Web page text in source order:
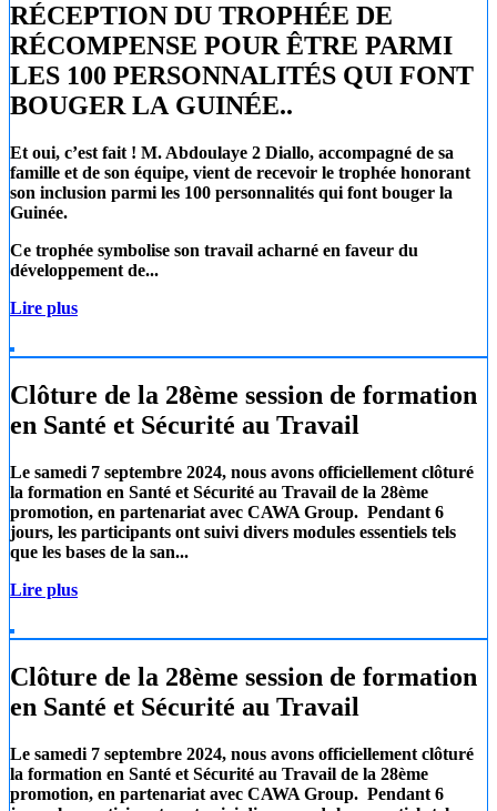
RÉCEPTION DU TROPHÉE DE
RÉCOMPENSE POUR ÊTRE PARMI
LES 100 PERSONNALITÉS QUI FONT
BOUGER LA GUINÉE..
Et oui, c’est fait ! M. Abdoulaye 2 Diallo, accompagné de sa
famille et de son équipe, vient de recevoir le trophée honorant
son inclusion parmi les 100 personnalités qui font bouger la
Guinée.
Ce trophée symbolise son travail acharné en faveur du
développement de...
Lire plus
Clôture de la 28ème session de formation
en Santé et Sécurité au Travail
Le samedi 7 septembre 2024, nous avons officiellement clôturé
la formation en Santé et Sécurité au Travail de la 28ème
promotion, en partenariat avec CAWA Group. Pendant 6
jours, les participants ont suivi divers modules essentiels tels
que les bases de la san...
Lire plus
Clôture de la 28ème session de formation
en Santé et Sécurité au Travail
Le samedi 7 septembre 2024, nous avons officiellement clôturé
la formation en Santé et Sécurité au Travail de la 28ème
promotion, en partenariat avec CAWA Group. Pendant 6